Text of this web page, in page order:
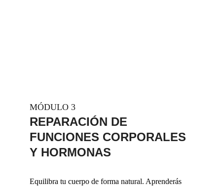
REPARACIÓN DE
FUNCIONES CORPORALES
Y HORMONAS
Equilibra tu cuerpo de forma natural. Aprenderás
MÓDULO 3